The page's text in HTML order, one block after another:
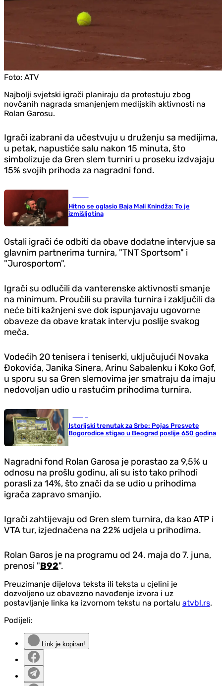
Foto: ATV
Najbolji svjetski igrači planiraju da protestuju zbog
novčanih nagrada smanjenjem medijskih aktivnosti na
Rolan Garosu.
Igrači izabrani da učestvuju u druženju sa medijima,
u petak, napustiće salu nakon 15 minuta, što
simbolizuje da Gren slem turniri u proseku izdvajaju
15% svojih prihoda za nagradni fond.
Hitno se oglasio Baja Mali Knindža: To je
izmišljotina
Ostali igrači će odbiti da obave dodatne intervjue sa
glavnim partnerima turnira, "TNT Sportsom" i
"Jurosportom".
Igrači su odlučili da vanterenske aktivnosti smanje
na minimum. Proučili su pravila turnira i zaključili da
neće biti kažnjeni sve dok ispunjavaju ugovorne
obaveze da obave kratak intervju poslije svakog
meča.
Vodećih 20 tenisera i teniserki, uključujući Novaka
Đokovića, Janika Sinera, Arinu Sabalenku i Koko Gof,
u sporu su sa Gren slemovima jer smatraju da imaju
nedovoljan udio u rastućim prihodima turnira.
Istorijski trenutak za Srbe: Pojas Presvete
Bogorodice stigao u Beograd poslije 650 godina
Nagradni fond Rolan Garosa je porastao za 9,5% u
odnosu na prošlu godinu, ali su isto tako prihodi
porasli za 14%, što znači da se udio u prihodima
igrača zapravo smanjio.
Igrači zahtijevaju od Gren slem turnira, da kao ATP i
VTA tur, izjednačena na 22% udjela u prihodima.
Rolan Garos je na programu od 24. maja do 7. juna,
prenosi "B92".
Preuzimanje dijelova teksta ili teksta u cjelini je
dozvoljeno uz obavezno navođenje izvora i uz
postavljanje linka ka izvornom tekstu na portalu atvbl.rs.
Podijeli:
Link je kopiran!